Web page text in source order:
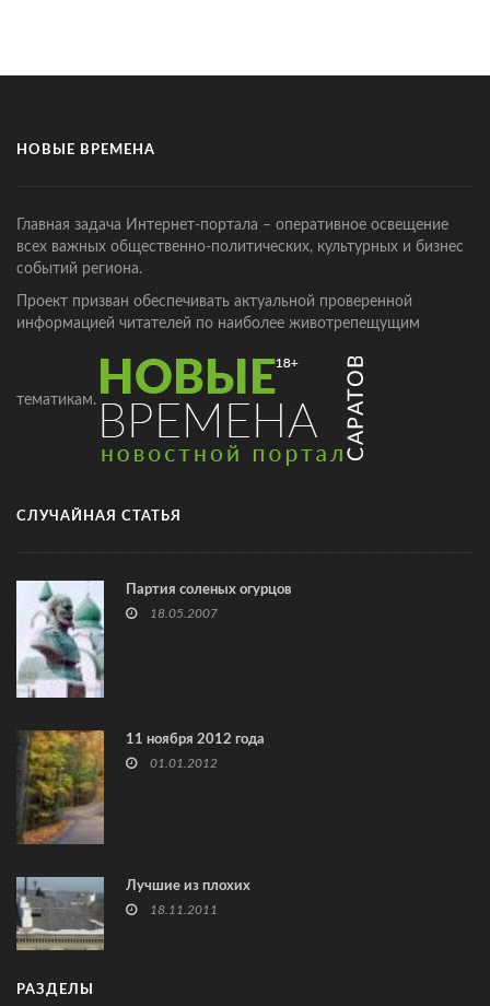
НОВЫЕ ВРЕМЕНА
Главная задача Интернет-портала – оперативное освещение
всех важных общественно-политических, культурных и бизнес
событий региона.
Проект призван обеспечивать актуальной проверенной
информацией читателей по наиболее животрепещущим
тематикам.
СЛУЧАЙНАЯ СТАТЬЯ
Партия соленых огурцов
18.05.2007
11 ноября 2012 года
01.01.2012
Лучшие из плохих
18.11.2011
РАЗДЕЛЫ